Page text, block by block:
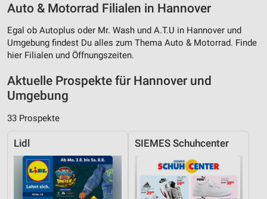
Auto & Motorrad Filialen in Hannover
Egal ob Autoplus oder Mr. Wash und A.T.U in Hannover und
Umgebung findest Du alles zum Thema Auto & Motorrad. Finde
hier Filialen und Öffnungszeiten.
Aktuelle Prospekte für Hannover und
Umgebung
33 Prospekte
Lidl SIEMES Schuhcenter